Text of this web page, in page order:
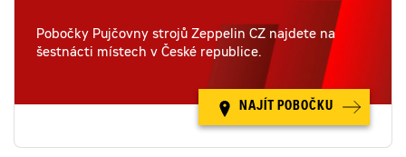
Pobočky Pujčovny strojů Zeppelin CZ najdete na
šestnácti místech v České republice.
NAJÍT POBOČKU